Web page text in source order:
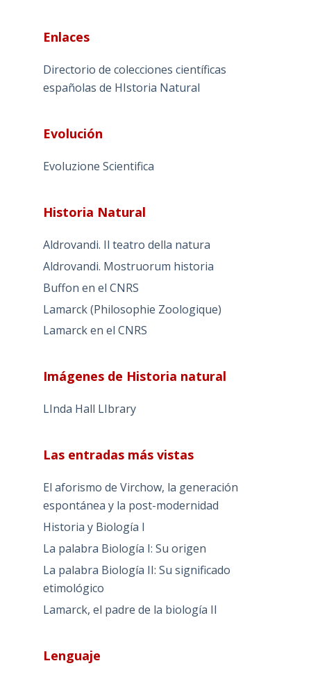
Enlaces
Directorio de colecciones científicas
españolas de HIstoria Natural
Evolución
Evoluzione Scientifica
Historia Natural
Aldrovandi. Il teatro della natura
Aldrovandi. Mostruorum historia
Buffon en el CNRS
Lamarck (Philosophie Zoologique)
Lamarck en el CNRS
Imágenes de Historia natural
LInda Hall LIbrary
Las entradas más vistas
El aforismo de Virchow, la generación
espontánea y la post-modernidad
Historia y Biología I
La palabra Biología I: Su origen
La palabra Biología II: Su significado
etimológico
Lamarck, el padre de la biología II
Lenguaje